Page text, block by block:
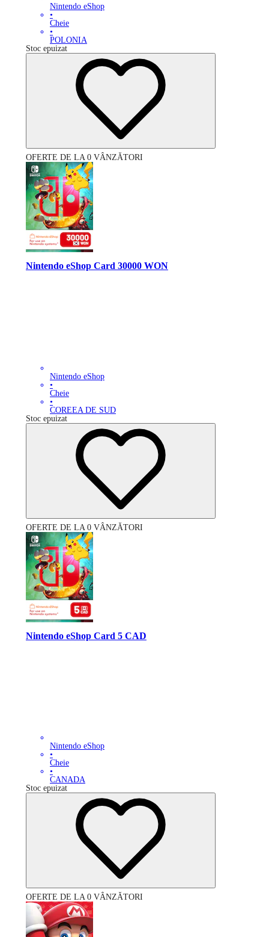
Nintendo eShop
•
Cheie
•
POLONIA
Stoc epuizat
OFERTE DE LA 0 VÂNZĂTORI
Nintendo eShop Card 30000 WON
Nintendo eShop
•
Cheie
•
COREEA DE SUD
Stoc epuizat
OFERTE DE LA 0 VÂNZĂTORI
Nintendo eShop Card 5 CAD
Nintendo eShop
•
Cheie
•
CANADA
Stoc epuizat
OFERTE DE LA 0 VÂNZĂTORI